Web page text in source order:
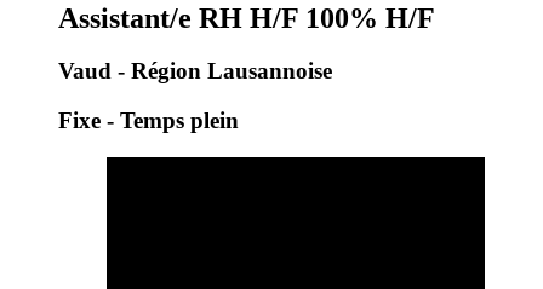
Assistant/e RH H/F 100% H/F
Vaud - Région Lausannoise
Fixe - Temps plein